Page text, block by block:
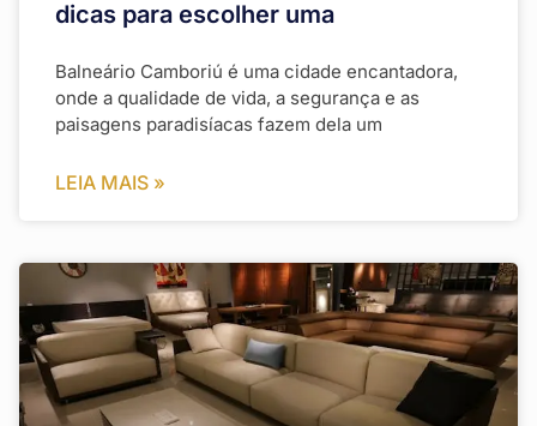
dicas para escolher uma
Balneário Camboriú é uma cidade encantadora,
onde a qualidade de vida, a segurança e as
paisagens paradisíacas fazem dela um
LEIA MAIS »